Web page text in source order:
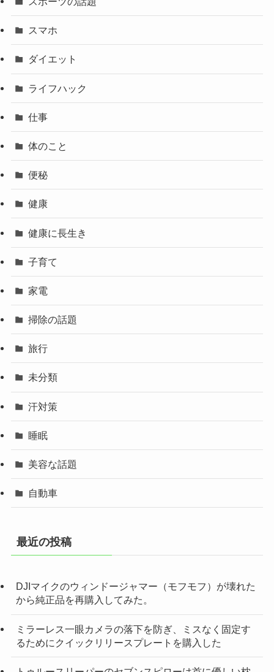
スマホ
ダイエット
ライフハック
仕事
体のこと
便秘
健康
健康に長生き
子育て
家電
掃除の話題
旅行
未分類
汗対策
睡眠
美容な話題
自動車
最近の投稿
DJIマイクのウィンドージャマー（モフモフ）が壊れた
から純正品を再購入してみた。
ミラーレス一眼カメラの落下を防ぎ、ミスなく固定す
るためにクイックリリースプレートを購入した